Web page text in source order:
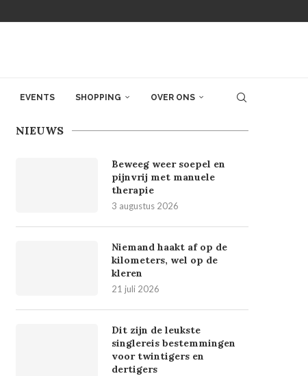
EVENTS SHOPPING OVER ONS
NIEUWS
Beweeg weer soepel en
pijnvrij met manuele
therapie
3 augustus 2026
Niemand haakt af op de
kilometers, wel op de
kleren
21 juli 2026
Dit zijn de leukste
singlereis bestemmingen
voor twintigers en
dertigers